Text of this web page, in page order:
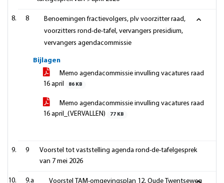
8
Benoemingen fractievolgers, plv voorzitter raad,
voorzitters rond-de-tafel, vervangers presidium,
vervangers agendacommissie
Bijlagen
Memo agendacommissie invulling vacatures raad
16 april
86 KB
Memo agendacommissie invulling vacatures raad
16 april_(VERVALLEN)
77 KB
9
Voorstel tot vaststelling agenda rond-de-tafelgesprek
van 7 mei 2026
9.a
Voorstel TAM-omgevingsplan 12, Oude Twentseweg